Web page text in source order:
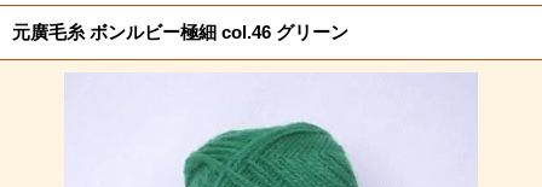
元廣毛糸 ボンルビー極細 col.46 グリーン